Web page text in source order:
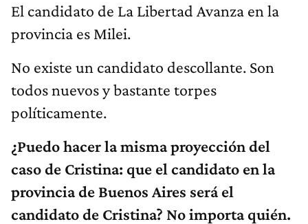
El candidato de La Libertad Avanza en la
provincia es Milei.
No existe un candidato descollante. Son
todos nuevos y bastante torpes
políticamente.
¿Puedo hacer la misma proyección del
caso de Cristina: que el candidato en la
provincia de Buenos Aires será el
candidato de Cristina? No importa quién.